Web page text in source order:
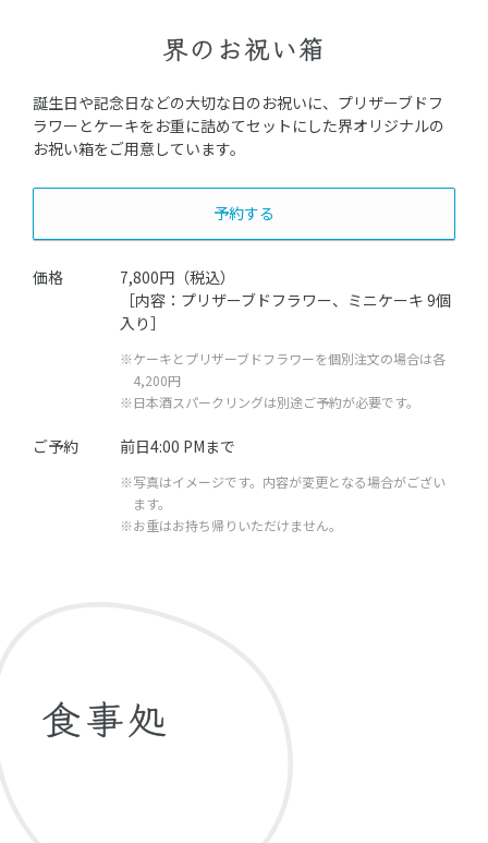
界のお祝い箱
誕生日や記念日などの大切な日のお祝いに、プリザーブドフ
ラワーとケーキをお重に詰めてセットにした界オリジナルの
お祝い箱をご用意しています。
予約する
価格
7,800円（税込）
［内容：プリザーブドフラワー、ミニケーキ 9個
入り］
※ケーキとプリザーブドフラワーを個別注文の場合は各
4,200円
※日本酒スパークリングは別途ご予約が必要です。
ご予約 前日4:00 PMまで
※写真はイメージです。内容が変更となる場合がござい
ます。
※お重はお持ち帰りいただけません。
食事処